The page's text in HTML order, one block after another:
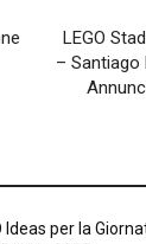
LEGO
– Santiago
Ideas per la